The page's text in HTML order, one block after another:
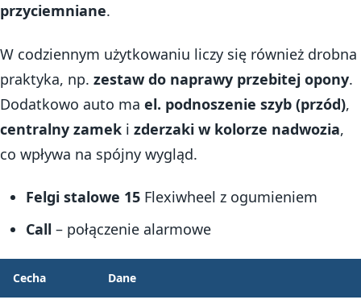
przyciemniane.
W codziennym użytkowaniu liczy się również drobna
praktyka, np. zestaw do naprawy przebitej opony.
Dodatkowo auto ma el. podnoszenie szyb (przód),
centralny zamek i zderzaki w kolorze nadwozia,
co wpływa na spójny wygląd.
Felgi stalowe 15Flexiwheel z ogumieniem
Call – połączenie alarmowe
Cecha Dane